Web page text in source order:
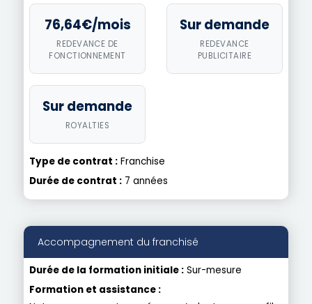
76,64€/mois
REDEVANCE DE
FONCTIONNEMENT
Sur demande
REDEVANCE
PUBLICITAIRE
Sur demande
ROYALTIES
Type de contrat : Franchise
Durée de contrat : 7 années
Accompagnement du franchisé
Durée de la formation initiale : Sur-mesure
Formation et assistance :